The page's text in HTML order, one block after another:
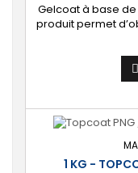
Gelcoat à base
produit permet
tout projet de
moule :
panneau plat,
[Finition de

1 KG -